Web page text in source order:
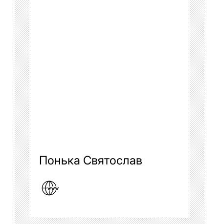
Понька Святослав